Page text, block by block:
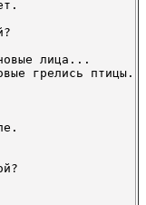
лица...
грелись птицы.